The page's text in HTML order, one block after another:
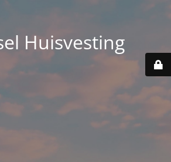
Huisvesting